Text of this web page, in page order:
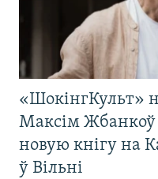
«ШокінгКульт»
Максім Жбанкоў
новую кнігу на
ў Вільні